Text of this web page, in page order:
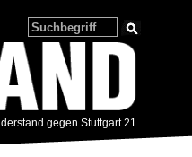
gegen Stuttgart 21